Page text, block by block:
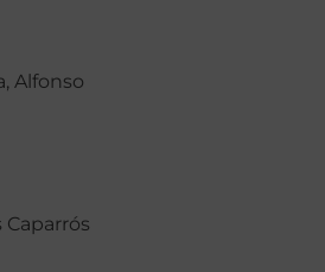
Alfonso
Caparrós